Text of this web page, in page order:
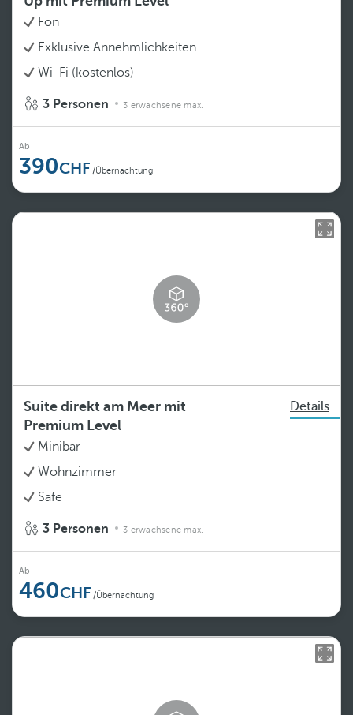
Fön
Exklusive Annehmlichkeiten
Wi-Fi (kostenlos)
3 Personen 3 erwachsene max.
Ab
390 /Übernachtung
Suite direkt am Meer mit
Premium Level
Details
Minibar
Wohnzimmer
Safe
3 Personen 3 erwachsene max.
Ab
460 /Übernachtung